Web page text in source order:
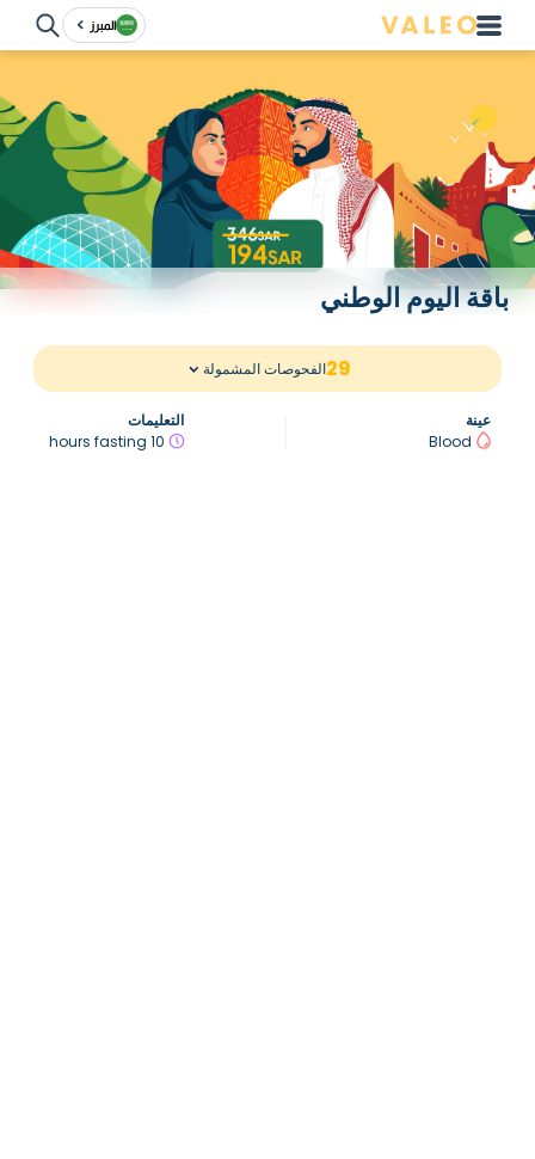
المبرز
باقة اليوم الوطني
29الفحوصات المشمولة
عينة
Blood
التعليمات
10 hours fasting